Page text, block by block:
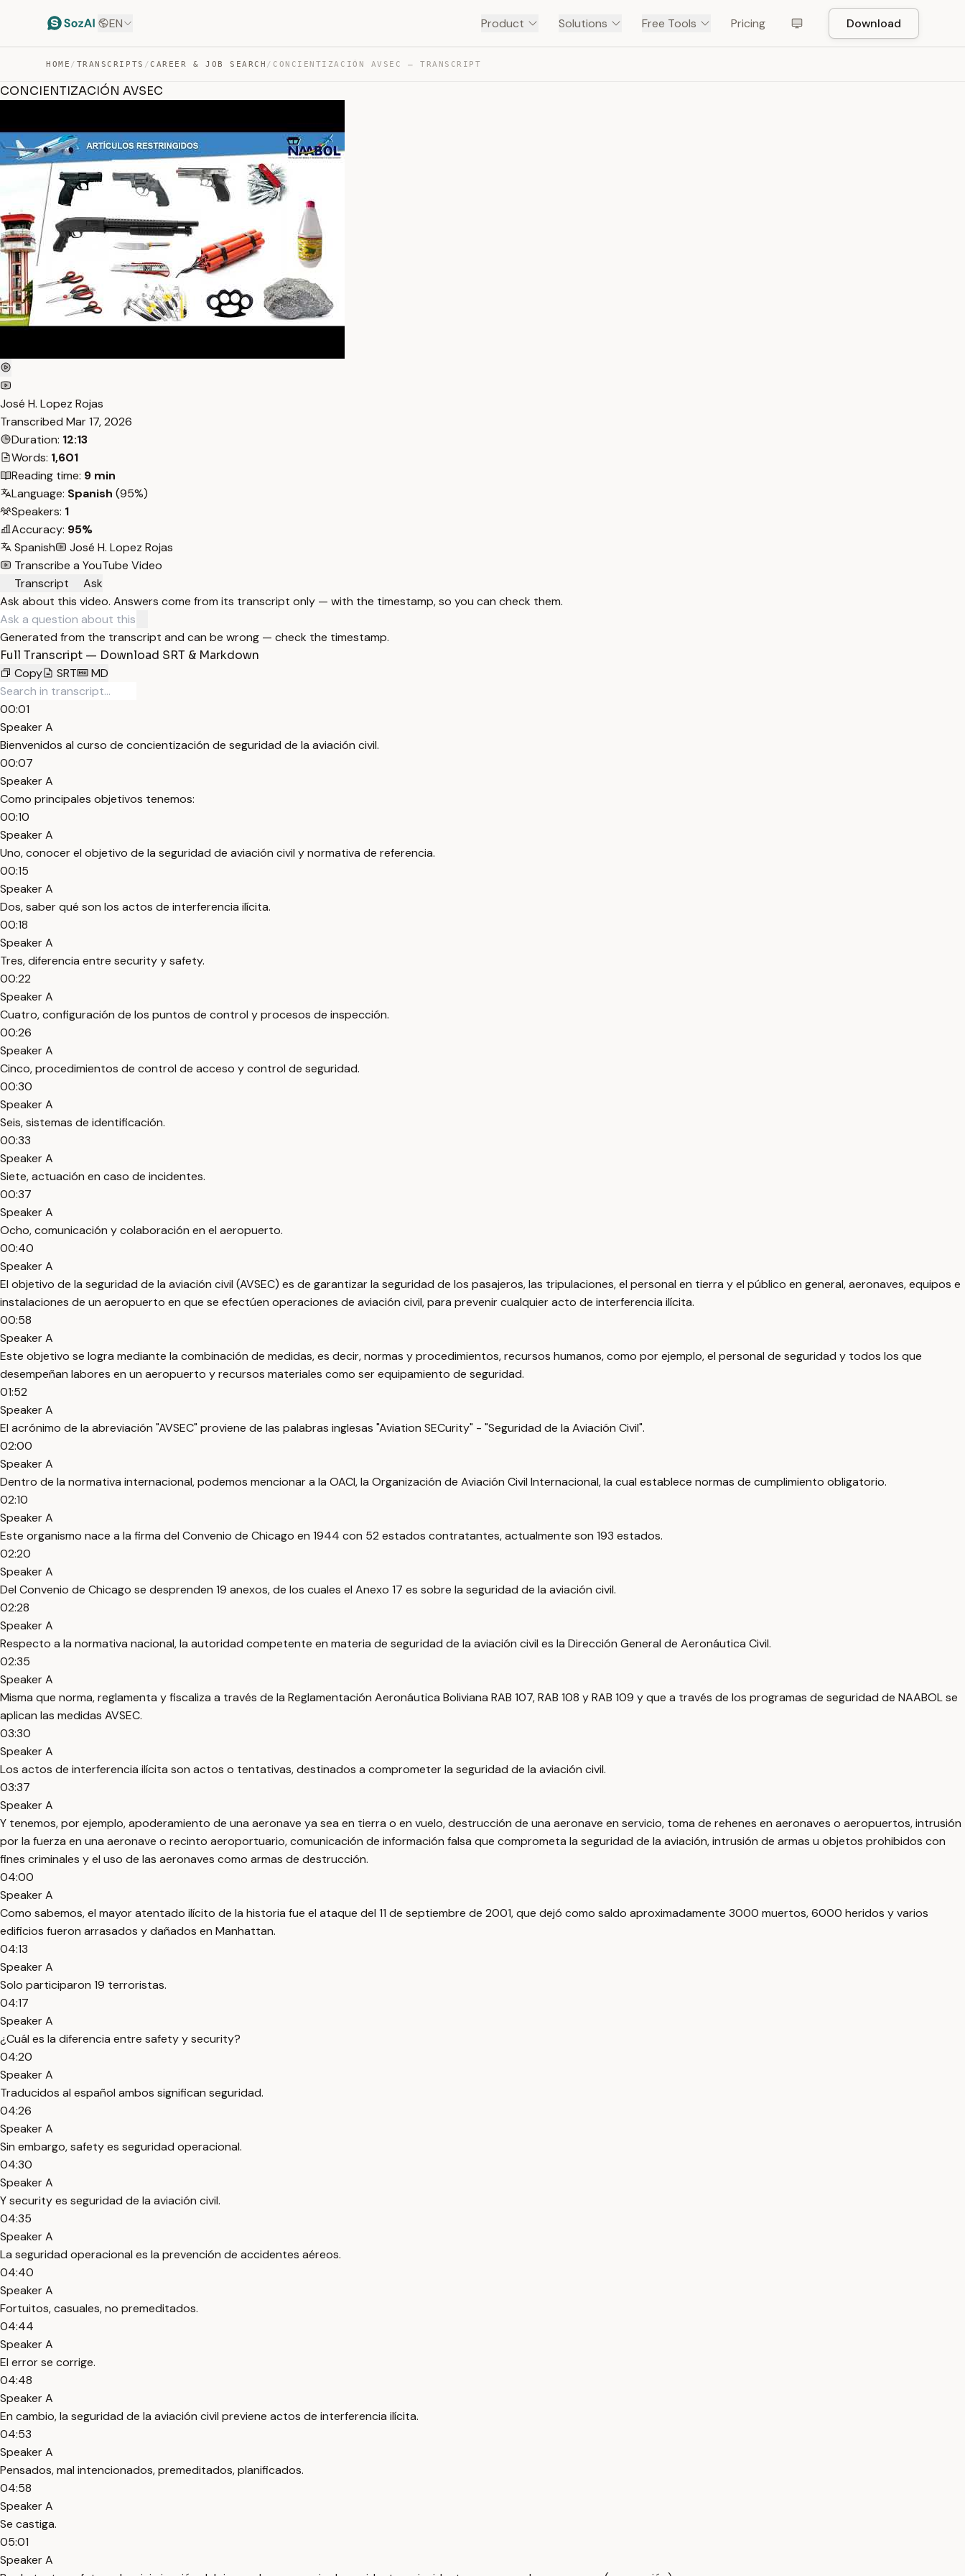
EN Product Solutions Free Tools Pricing Download
HOME / TRANSCRIPTS /CAREER & JOB SEARCH / CONCIENTIZACIÓN AVSEC — TRANSCRIPT
CONCIENTIZACIÓN AVSEC
José H. Lopez Rojas
Transcribed Mar 17, 2026
Duration: 12:13
Words: 1,601
Reading time: 9 min
Language: Spanish (95%)
Speakers: 1
Accuracy: 95%
Spanish
José H. Lopez Rojas
Transcribe a YouTube Video
Transcript
Ask
Ask about this video. Answers come from its transcript only — with the timestamp, so you can check them.
Generated from the transcript and can be wrong — check the timestamp.
Full Transcript — Download SRT & Markdown
Copy
SRT MD
00:01
Speaker A
Bienvenidos al curso de concientización de seguridad de la aviación civil.
00:07
Speaker A
Como principales objetivos tenemos:
00:10
Speaker A
Uno, conocer el objetivo de la seguridad de aviación civil y normativa de referencia.
00:15
Speaker A
Dos, saber qué son los actos de interferencia ilícita.
00:18
Speaker A
Tres, diferencia entre security y safety.
00:22
Speaker A
Cuatro, configuración de los puntos de control y procesos de inspección.
00:26
Speaker A
Cinco, procedimientos de control de acceso y control de seguridad.
00:30
Speaker A
Seis, sistemas de identificación.
00:33
Speaker A
Siete, actuación en caso de incidentes.
00:37
Speaker A
Ocho, comunicación y colaboración en el aeropuerto.
00:40
Speaker A
El objetivo de la seguridad de la aviación civil (AVSEC) es de garantizar la seguridad de los pasajeros, las tripulaciones, el personal en tierra y el público en general, aeronaves, equipos e
instalaciones de un aeropuerto en que se efectúen operaciones de aviación civil, para prevenir cualquier acto de interferencia ilícita.
00:58
Speaker A
Este objetivo se logra mediante la combinación de medidas, es decir, normas y procedimientos, recursos humanos, como por ejemplo, el personal de seguridad y todos los que
desempeñan labores en un aeropuerto y recursos materiales como ser equipamiento de seguridad.
01:52
Speaker A
El acrónimo de la abreviación "AVSEC" proviene de las palabras inglesas "Aviation SECurity" - "Seguridad de la Aviación Civil".
02:00
Speaker A
Dentro de la normativa internacional, podemos mencionar a la OACI, la Organización de Aviación Civil Internacional, la cual establece normas de cumplimiento obligatorio.
02:10
Speaker A
Este organismo nace a la firma del Convenio de Chicago en 1944 con 52 estados contratantes, actualmente son 193 estados.
02:20
Speaker A
Del Convenio de Chicago se desprenden 19 anexos, de los cuales el Anexo 17 es sobre la seguridad de la aviación civil.
02:28
Speaker A
Respecto a la normativa nacional, la autoridad competente en materia de seguridad de la aviación civil es la Dirección General de Aeronáutica Civil.
02:35
Speaker A
Misma que norma, reglamenta y fiscaliza a través de la Reglamentación Aeronáutica Boliviana RAB 107, RAB 108 y RAB 109 y que a través de los programas de seguridad de NAABOL se
aplican las medidas AVSEC.
03:30
Speaker A
Los actos de interferencia ilícita son actos o tentativas, destinados a comprometer la seguridad de la aviación civil.
03:37
Speaker A
Y tenemos, por ejemplo, apoderamiento de una aeronave ya sea en tierra o en vuelo, destrucción de una aeronave en servicio, toma de rehenes en aeronaves o aeropuertos, intrusión
por la fuerza en una aeronave o recinto aeroportuario, comunicación de información falsa que comprometa la seguridad de la aviación, intrusión de armas u objetos prohibidos con
fines criminales y el uso de las aeronaves como armas de destrucción.
04:00
Speaker A
Como sabemos, el mayor atentado ilícito de la historia fue el ataque del 11 de septiembre de 2001, que dejó como saldo aproximadamente 3000 muertos, 6000 heridos y varios
edificios fueron arrasados y dañados en Manhattan.
04:13
Speaker A
Solo participaron 19 terroristas.
04:17
Speaker A
¿Cuál es la diferencia entre safety y security?
04:20
Speaker A
Traducidos al español ambos significan seguridad.
04:26
Speaker A
Sin embargo, safety es seguridad operacional.
04:30
Speaker A
Y security es seguridad de la aviación civil.
04:35
Speaker A
La seguridad operacional es la prevención de accidentes aéreos.
04:40
Speaker A
Fortuitos, casuales, no premeditados.
04:44
Speaker A
El error se corrige.
04:48
Speaker A
En cambio, la seguridad de la aviación civil previene actos de interferencia ilícita.
04:53
Speaker A
Pensados, mal intencionados, premeditados, planificados.
04:58
Speaker A
Se castiga.
05:01
Speaker A